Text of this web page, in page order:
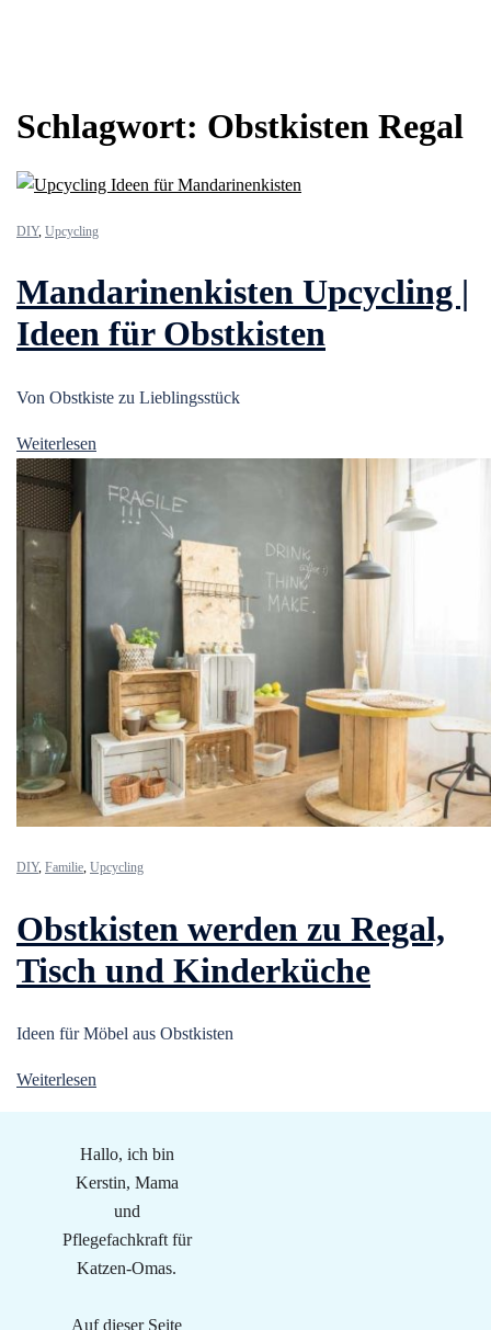
Schlagwort: Obstkisten Regal
DIY, Upcycling
Mandarinenkisten Upcycling |
Ideen für Obstkisten
Von Obstkiste zu Lieblingsstück
Weiterlesen
DIY, Familie, Upcycling
Obstkisten werden zu Regal,
Tisch und Kinderküche
Ideen für Möbel aus Obstkisten
Weiterlesen
Hallo, ich bin
Kerstin, Mama
und
Pflegefachkraft für
Katzen-Omas.
Auf dieser Seite